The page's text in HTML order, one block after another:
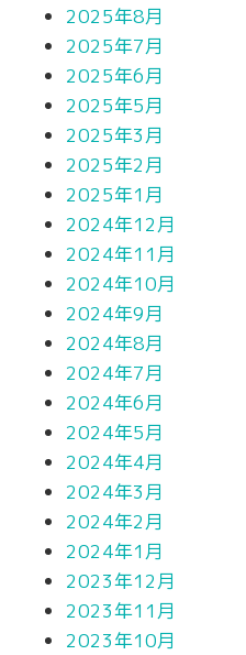
2025年8月
2025年7月
2025年6月
2025年5月
2025年3月
2025年2月
2025年1月
2024年12月
2024年11月
2024年10月
2024年9月
2024年8月
2024年7月
2024年6月
2024年5月
2024年4月
2024年3月
2024年2月
2024年1月
2023年12月
2023年11月
2023年10月